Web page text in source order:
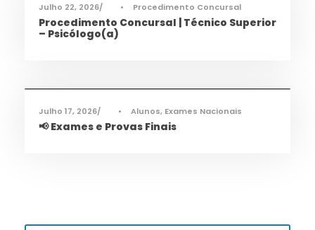
Julho 22, 2026 • Procedimento Concursal
Procedimento Concursal | Técnico Superior
– Psicólogo(a)
Julho 17, 2026 • Alunos, Exames Nacionais
📢 Exames e Provas Finais